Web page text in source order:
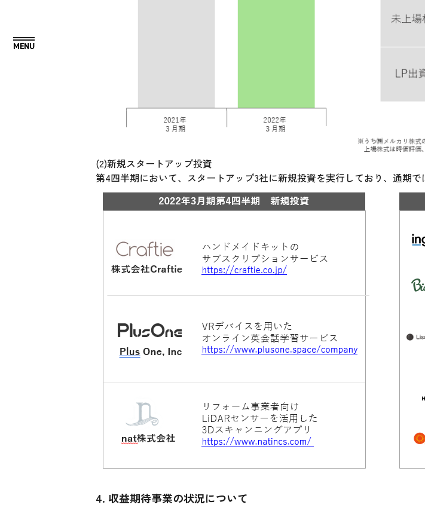
(2)新規スタートアップ投資
第4四半期において、スタートアップ3社に新規投資を実行しており、通期で
4. 収益期待事業の状況について